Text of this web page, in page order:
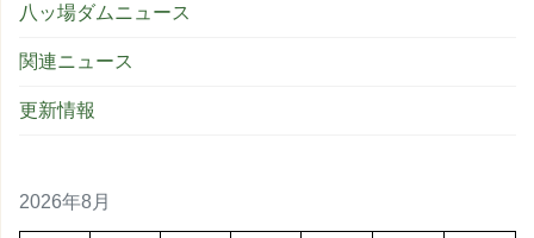
八ッ場ダムニュース
関連ニュース
更新情報
2026年8月